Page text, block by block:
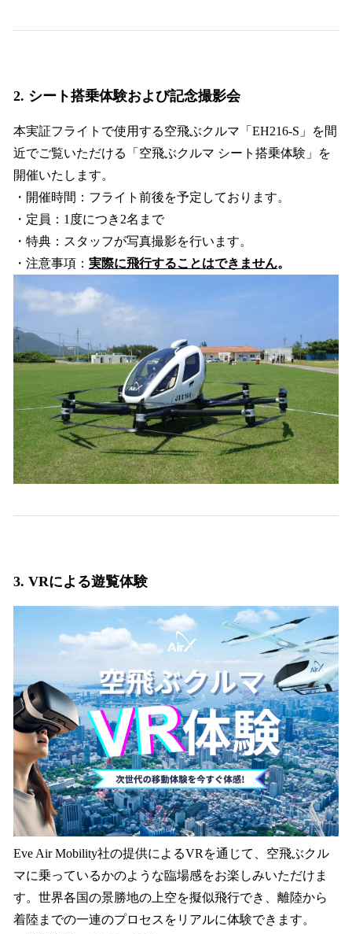
2. シート搭乗体験および記念撮影会
本実証フライトで使用する空飛ぶクルマ「EH216-S」を間
近でご覧いただける「空飛ぶクルマ シート搭乗体験」を
開催いたします。
・開催時間：フライト前後を予定しております。
・定員：1度につき2名まで
・特典：スタッフが写真撮影を行います。
・注意事項： 実際に飛行することはできません。
3. VRによる遊覧体験
Eve Air Mobility社の提供によるVRを通じて、空飛ぶクル
マに乗っているかのような臨場感をお楽しみいただけま
す。世界各国の景勝地の上空を擬似飛行でき、離陸から
着陸までの一連のプロセスをリアルに体験できます。